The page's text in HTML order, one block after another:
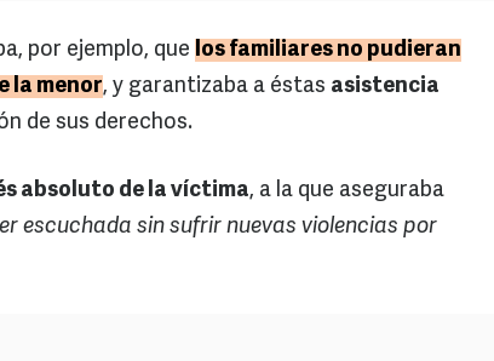
por ejemplo, que los familiares no pudieran
la menor, y garantizaba a éstas asistencia
de sus derechos.
absoluto de la víctima, a la que aseguraba
escuchada sin sufrir nuevas violencias por